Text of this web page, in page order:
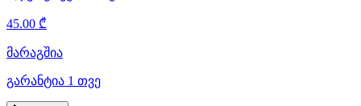
45.00 ₾
მარაგშია
გარანტია 1 თვე